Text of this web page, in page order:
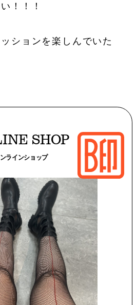
！！！
ションを楽しんでいた
SHOP
ラインショップ